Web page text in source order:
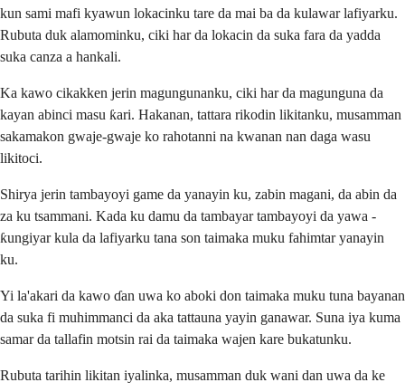
kun sami mafi kyawun lokacinku tare da mai ba da kulawar lafiyarku.
Rubuta duk alamominku, ciki har da lokacin da suka fara da yadda
suka canza a hankali.
Ka kawo cikakken jerin magungunanku, ciki har da magunguna da
kayan abinci masu ƙari. Hakanan, tattara rikodin likitanku, musamman
sakamakon gwaje-gwaje ko rahotanni na kwanan nan daga wasu
likitoci.
Shirya jerin tambayoyi game da yanayin ku, zabin magani, da abin da
za ku tsammani. Kada ku damu da tambayar tambayoyi da yawa -
ƙungiyar kula da lafiyarku tana son taimaka muku fahimtar yanayin
ku.
Yi la'akari da kawo ɗan uwa ko aboki don taimaka muku tuna bayanan
da suka fi muhimmanci da aka tattauna yayin ganawar. Suna iya kuma
samar da tallafin motsin rai da taimaka wajen kare bukatunku.
Rubuta tarihin likitan iyalinka, musamman duk wani dan uwa da ke